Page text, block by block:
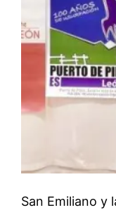
San Emiliano y